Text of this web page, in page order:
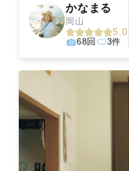
かなまる
岡山
5.0
68回 3件